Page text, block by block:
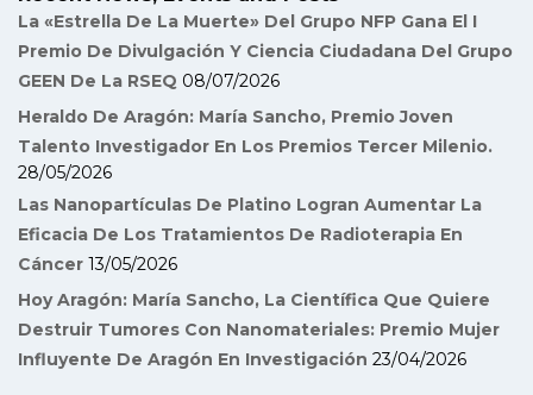
La «Estrella De La Muerte» Del Grupo NFP Gana El I
Premio De Divulgación Y Ciencia Ciudadana Del Grupo
GEEN De La RSEQ 08/07/2026
Heraldo De Aragón: María Sancho, Premio Joven
Talento Investigador En Los Premios Tercer Milenio.
28/05/2026
Las Nanopartículas De Platino Logran Aumentar La
Eficacia De Los Tratamientos De Radioterapia En
Cáncer 13/05/2026
Hoy Aragón: María Sancho, La Científica Que Quiere
Destruir Tumores Con Nanomateriales: Premio Mujer
Influyente De Aragón En Investigación 23/04/2026